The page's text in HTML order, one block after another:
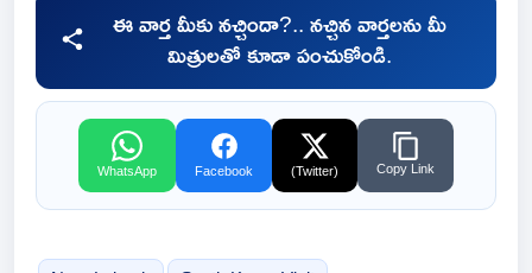
ఈ వార్త మీకు నచ్చిందా?.. నచ్చిన వార్తలను మీ
మిత్రులతో కూడా పంచుకోండి.
WhatsApp Facebook (Twitter) Copy Link